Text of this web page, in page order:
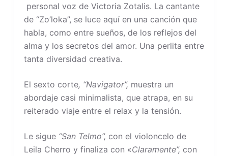
personal voz de Victoria Zotalis. La cantante
de “Zo’loka”, se luce aquí en una canción que
habla, como entre sueños, de los reflejos del
alma y los secretos del amor. Una perlita entre
tanta diversidad creativa.
El sexto corte, “Navigator”, muestra un
abordaje casi minimalista, que atrapa, en su
reiterado viaje entre el relax y la tensión.
Le sigue “San Telmo”, con el violoncelo de
Leila Cherro y finaliza con «Claramente”, con